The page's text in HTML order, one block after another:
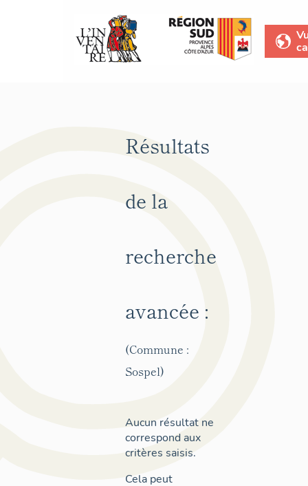
Résultats
de la
recherche
avancée :
(Commune :
Sospel)
Aucun résultat ne
correspond aux
critères saisis.
Cela peut